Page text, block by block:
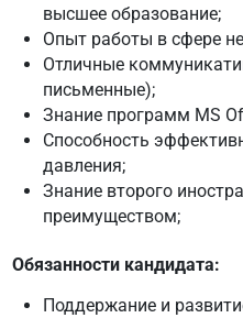
высшее образование;
Опыт работы в сфере
Отличные
письменные);
Знание программ MS
Способность
давления;
Знание второго
преимуществом;
Обязанности кандидата:
Поддержание и